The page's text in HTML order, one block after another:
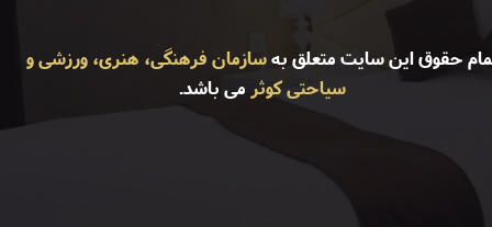
حقوق این سایت متعلق بهسازمان فرهنگی، هنری، ورزشی و
سیاحتی کوثر می باشد.